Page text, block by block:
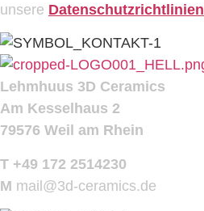
unsere Datenschutzrichtlinien
Lehmhuus 3D Ceramics
Am Kesselhaus 2
79576 Weil am Rhein
T +49 172 2514230
M mail@3d-ceramics.de